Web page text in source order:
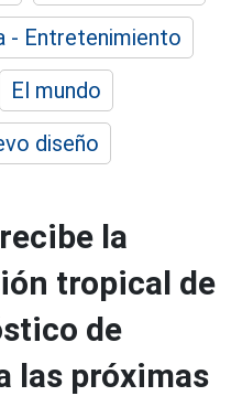
- Entretenimiento
El mundo
diseño
la
tropical de
de
las próximas